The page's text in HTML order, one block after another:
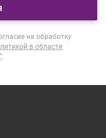
на обработку
в области
.